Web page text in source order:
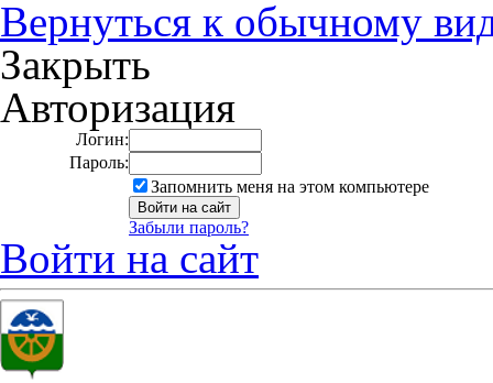
Вернуться к обычному
Закрыть
Авторизация
Логин:
Пароль:
Запомнить меня на этом компьютере
Забыли пароль?
Войти на сайт